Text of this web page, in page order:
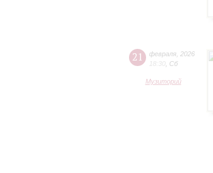
21 февраля 2026
18:30
Сб
Музиторий